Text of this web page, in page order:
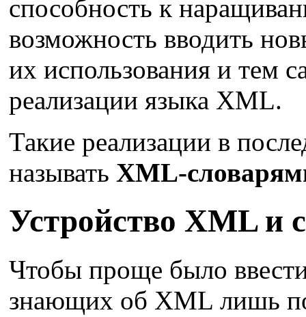
способность к
возможность вводить
их использования и тем
реализации языка XML.
Такие реализации в
называть XML-
Устройство ХМL и
Чтобы проще было
знающих об XML лишь